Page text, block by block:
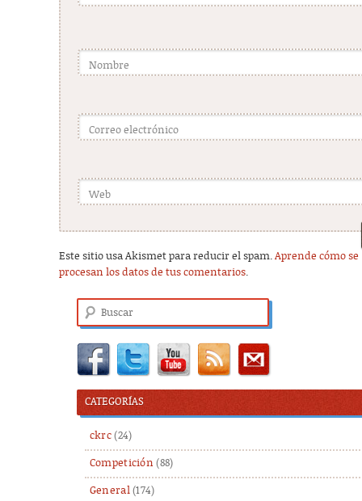
Nombre
Correo electrónico
Web
Este sitio usa Akismet para reducir el spam.Aprende cómo se
procesan los datos de tus comentarios.
Buscar
CATEGORÍAS
ckrc(24)
Competición (88)
General(174)